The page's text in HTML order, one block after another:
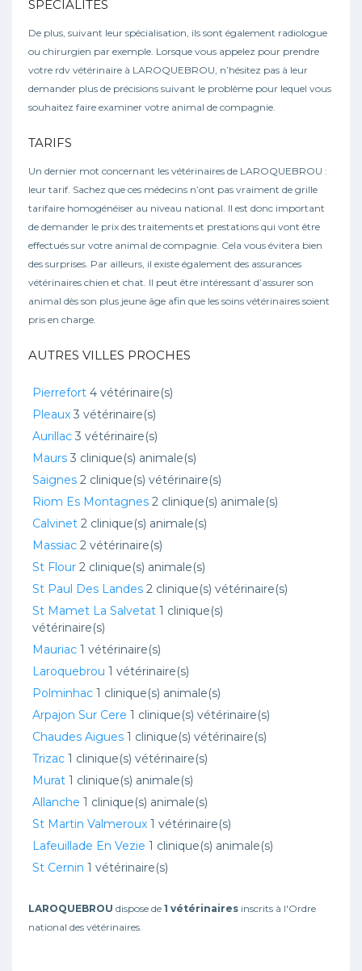
SPÉCIALITÉS
De plus, suivant leur spécialisation, ils sont également radiologue
ou chirurgien par exemple. Lorsque vous appelez pour prendre
votre rdv vétérinaire à LAROQUEBROU, n’hésitez pas à leur
demander plus de précisions suivant le problème pour lequel vous
souhaitez faire examiner votre animal de compagnie.
TARIFS
Un dernier mot concernant les vétérinaires de LAROQUEBROU :
leur tarif. Sachez que ces médecins n’ont pas vraiment de grille
tarifaire homogénéiser au niveau national. Il est donc important
de demander le prix des traitements et prestations qui vont être
effectués sur votre animal de compagnie. Cela vous évitera bien
des surprises. Par ailleurs, il existe également des assurances
vétérinaires chien et chat. Il peut être intéressant d’assurer son
animal dès son plus jeune âge afin que les soins vétérinaires soient
pris en charge.
AUTRES VILLES PROCHES
Pierrefort 4 vétérinaire(s)
Pleaux 3 vétérinaire(s)
Aurillac 3 vétérinaire(s)
Maurs 3 clinique(s) animale(s)
Saignes 2 clinique(s) vétérinaire(s)
Riom Es Montagnes 2 clinique(s) animale(s)
Calvinet 2 clinique(s) animale(s)
Massiac 2 vétérinaire(s)
St Flour 2 clinique(s) animale(s)
St Paul Des Landes 2 clinique(s) vétérinaire(s)
St Mamet La Salvetat 1 clinique(s)
vétérinaire(s)
Mauriac 1 vétérinaire(s)
Laroquebrou 1 vétérinaire(s)
Polminhac 1 clinique(s) animale(s)
Arpajon Sur Cere 1 clinique(s) vétérinaire(s)
Chaudes Aigues 1 clinique(s) vétérinaire(s)
Trizac 1 clinique(s) vétérinaire(s)
Murat 1 clinique(s) animale(s)
Allanche 1 clinique(s) animale(s)
St Martin Valmeroux 1 vétérinaire(s)
Lafeuillade En Vezie 1 clinique(s) animale(s)
St Cernin 1 vétérinaire(s)
LAROQUEBROU dispose de 1 vétérinaires inscrits à l'Ordre
national des vétérinaires.